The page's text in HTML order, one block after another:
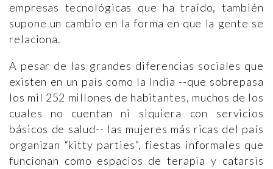
empresas tecnológicas que ha traído, también
supone un cambio en la forma en que la gente se
relaciona.
A pesar de las grandes diferencias sociales que
existen en un país como la India --que sobrepasa
los mil 252 millones de habitantes, muchos de los
cuales no cuentan ni siquiera con servicios
básicos de salud-- las mujeres más ricas del país
organizan “kitty parties”, fiestas informales que
funcionan como espacios de terapia y catarsis